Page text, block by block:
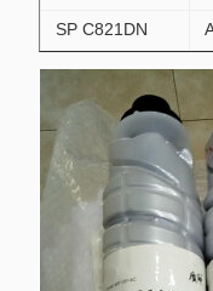
SP C821DN